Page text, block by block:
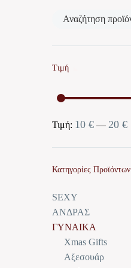
Τιμή
Ελάχιστη
Μέγιστη
Τιμή: 10 € — 20 €
Κατηγορίες Προϊόντων
SEXY
ΑΝΔΡΑΣ
ΓΥΝΑΙΚΑ
Xmas Gifts
Αξεσουάρ